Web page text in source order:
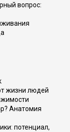
вопрос:
жизни людей
Анатомия
потенциал,